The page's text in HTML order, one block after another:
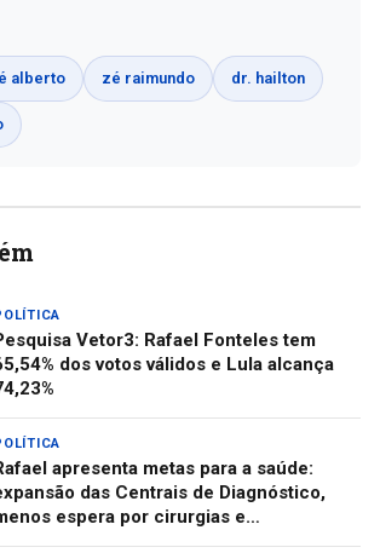
alberto zé raimundo dr. hailton
Vetor3: Rafael Fonteles tem
dos votos válidos e Lula alcança
apresenta metas para a saúde:
das Centrais de Diagnóstico,
espera por cirurgias e
do Centro de Autismo